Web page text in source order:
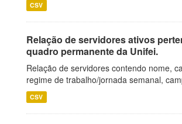
CSV
Relação de servidores ativos
quadro permanente da Unifei.
Relação de servidores contendo nome,
regime de trabalho/jornada semanal,
CSV